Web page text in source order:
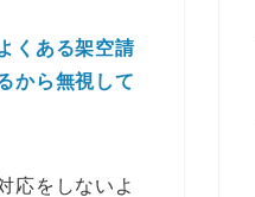
くある架空請
から無視して
応をしないよ